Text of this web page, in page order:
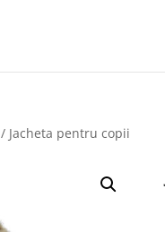
/ Jacheta pentru copii